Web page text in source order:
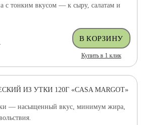
с тонким вкусом — к сыру, салатам и
Купить в 1 клик
ИЗ УТКИ 120Г «CASA MARGOT»
— насыщенный вкус, минимум жира,